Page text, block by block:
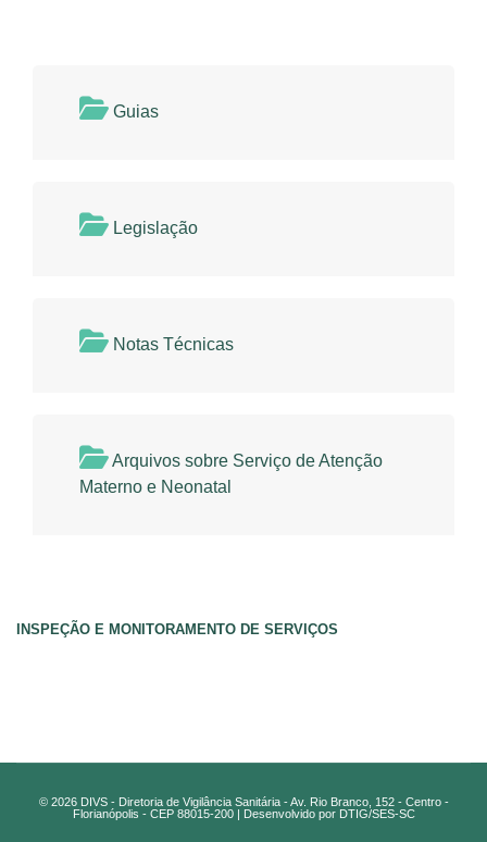
Guias
Legislação
Notas Técnicas
Arquivos sobre Serviço de Atenção
Materno e Neonatal
INSPEÇÃO E MONITORAMENTO DE SERVIÇOS
© 2026 DIVS - Diretoria de Vigilância Sanitária - Av. Rio Branco, 152 - Centro -
Florianópolis - CEP 88015-200 | Desenvolvido por DTIG/SES-SC